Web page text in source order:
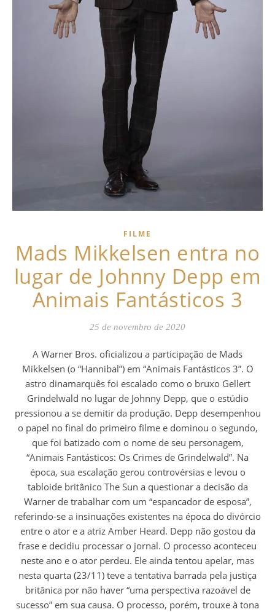
FILME
Mads Mikkelsen entra no
lugar de Johnny Depp em
Animais Fantásticos 3
25 de novembro de 2020
A Warner Bros. oficializou a participação de Mads
Mikkelsen (o “Hannibal”) em “Animais Fantásticos 3”. O
astro dinamarquês foi escalado como o bruxo Gellert
Grindelwald no lugar de Johnny Depp, que o estúdio
pressionou a se demitir da produção. Depp desempenhou
o papel no final do primeiro filme e dominou o segundo,
que foi batizado com o nome de seu personagem,
“Animais Fantásticos: Os Crimes de Grindelwald”. Na
época, sua escalação gerou controvérsias e levou o
tabloide britânico The Sun a questionar a decisão da
Warner de trabalhar com um “espancador de esposa”,
referindo-se a insinuações existentes na época do divórcio
entre o ator e a atriz Amber Heard. Depp não gostou da
frase e decidiu processar o jornal. O processo aconteceu
neste ano e o ator perdeu. Ele ainda tentou apelar, mas
nesta quarta (23/11) teve a tentativa barrada pela justiça
britânica por não haver “uma perspectiva razoável de
sucesso” em sua causa. O processo, porém, trouxe à tona